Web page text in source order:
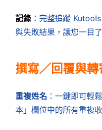
記錄 ：完整追蹤
與失敗結果，讓您一目了
撰寫／回覆與
重複姓名 ：一鍵即可輕
本」欄位中的所有重複收